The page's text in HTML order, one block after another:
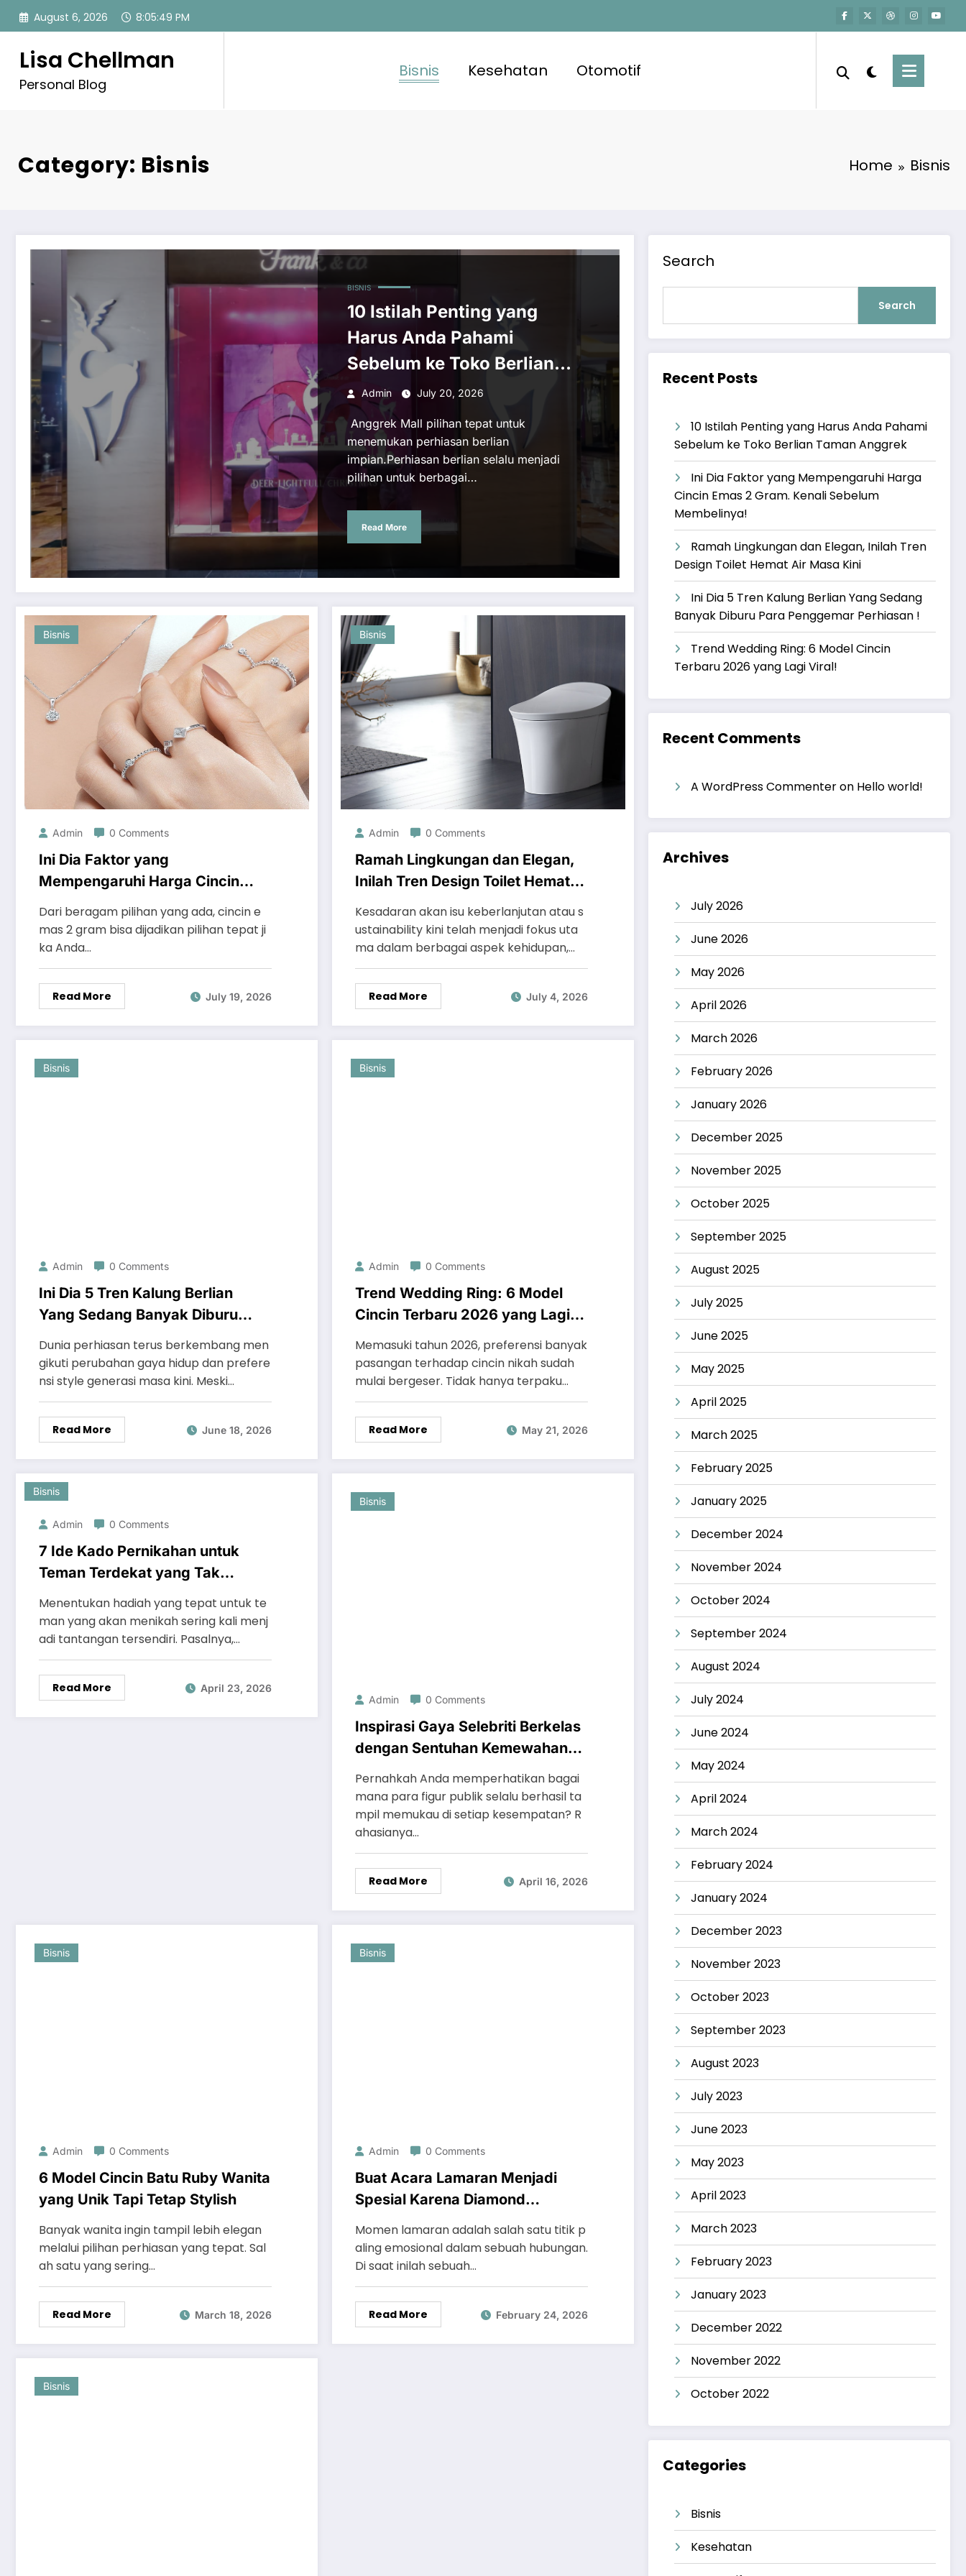
Skip
August 6, 2026 8:05:50 PM
Lisa Chellman
Personal Blog
Bisnis Kesehatan Otomotif
Category: Bisnis Home Bisnis
BISNIS
10 Istilah Penting yang
Harus Anda Pahami
Sebelum ke Toko Berlian
Taman Anggrek
Admin July 20, 2026
Anggrek Mall pilihan tepat untuk
menemukan perhiasan berlian
impian.Perhiasan berlian selalu menjadi
pilihan untuk berbagai…
Read More
Bisnis
Admin 0 Comments
Ini Dia Faktor yang
Mempengaruhi Harga Cincin
Emas 2 Gram. Kenali Sebelum
Membelinya!
Dari beragam pilihan yang ada, cincin e
mas 2 gram bisa dijadikan pilihan tepat ji
ka Anda…
Read More July 19, 2026
Bisnis
Admin 0 Comments
Ramah Lingkungan dan Elegan,
Inilah Tren Design Toilet Hemat
Air Masa Kini
Kesadaran akan isu keberlanjutan atau s
ustainability kini telah menjadi fokus uta
ma dalam berbagai aspek kehidupan,…
Read More July 4, 2026
Bisnis
Admin 0 Comments
Ini Dia 5 Tren Kalung Berlian
Yang Sedang Banyak Diburu
Para Penggemar Perhiasan !
Dunia perhiasan terus berkembang men
gikuti perubahan gaya hidup dan prefere
nsi style generasi masa kini. Meski…
Read More June 18, 2026
Bisnis
Admin 0 Comments
Trend Wedding Ring: 6 Model
Cincin Terbaru 2026 yang Lagi
Memasuki tahun 2026, preferensi banyak
pasangan terhadap cincin nikah sudah
mulai bergeser. Tidak hanya terpaku…
Read More May 21, 2026
Bisnis
Admin 0 Comments
7 Ide Kado Pernikahan untuk
Teman Terdekat yang Tak
Mudah Dilupakan
Menentukan hadiah yang tepat untuk te
man yang akan menikah sering kali menj
adi tantangan tersendiri. Pasalnya,…
Read More April 23, 2026
Bisnis
Admin 0 Comments
Inspirasi Gaya Selebriti Berkelas
dengan Sentuhan Kemewahan
Diamond Ring Mondial
Pernahkah Anda memperhatikan bagai
mana para figur publik selalu berhasil ta
mpil memukau di setiap kesempatan? R
ahasianya…
Read More April 16, 2026
Bisnis
Admin 0 Comments
6 Model Cincin Batu Ruby Wanita
yang Unik Tapi Tetap Stylish
Banyak wanita ingin tampil lebih elegan
melalui pilihan perhiasan yang tepat. Sal
ah satu yang sering…
Read More March 18, 2026
Bisnis
Admin 0 Comments
Buat Acara Lamaran Menjadi
Spesial Karena Diamond
Proposal Ring Terbaik
Momen lamaran adalah salah satu titik p
aling emosional dalam sebuah hubungan.
Di saat inilah sebuah…
Read More February 24, 2026
Bisnis
Search
Search
Recent Posts
10 Istilah Penting yang Harus Anda Pahami
Sebelum ke Toko Berlian Taman Anggrek
Ini Dia Faktor yang Mempengaruhi Harga
Cincin Emas 2 Gram. Kenali Sebelum
Membelinya!
Ramah Lingkungan dan Elegan, Inilah Tren
Design Toilet Hemat Air Masa Kini
Ini Dia 5 Tren Kalung Berlian Yang Sedang
Banyak Diburu Para Penggemar Perhiasan !
Trend Wedding Ring: 6 Model Cincin
Terbaru 2026 yang Lagi Viral!
Recent Comments
A WordPress Commenteron Hello world!
Archives
July 2026
June 2026
May 2026
April 2026
March 2026
February 2026
January 2026
December 2025
November 2025
October 2025
September 2025
August 2025
July 2025
June 2025
May 2025
April 2025
March 2025
February 2025
January 2025
December 2024
November 2024
October 2024
September 2024
August 2024
July 2024
June 2024
May 2024
April 2024
March 2024
February 2024
January 2024
December 2023
November 2023
October 2023
September 2023
August 2023
July 2023
June 2023
May 2023
April 2023
March 2023
February 2023
January 2023
December 2022
November 2022
October 2022
Categories
Bisnis
Kesehatan